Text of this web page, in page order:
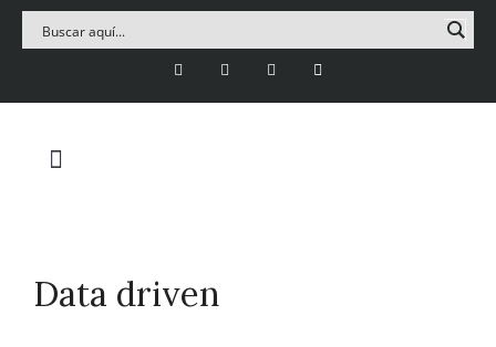
Data driven